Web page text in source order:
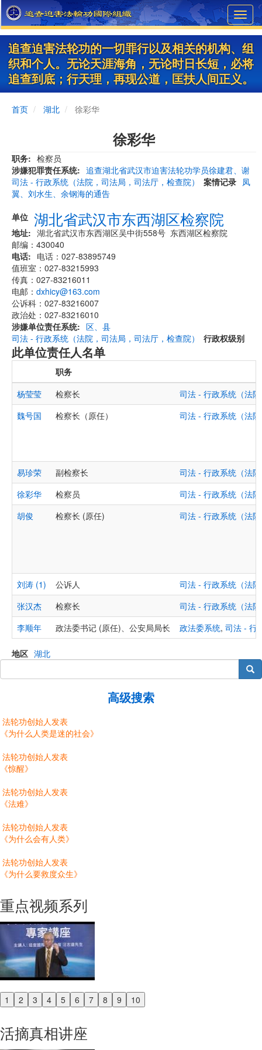
Skip
to
main
content
追查迫害法轮功的一切罪行以及相关的机构、组
织和个人。无论天涯海角，无论时日长短，必将
追查到底；行天理，再现公道，匡扶人间正义。
首页 湖北 徐彩华
徐彩华
职务
检察员
涉嫌犯罪责任系统
司法 - 行政系统（法院，司法局，司法厅，检查院）
案情记录
追查湖北省武汉市迫害法轮功学员徐建君、谢
凤
翼、刘水生、余钢海的通告
单位 湖北省武汉市东西湖区检察院
地址
湖北省武汉市东西湖区吴中街558号 东西湖区检察院
邮编：430040
电话
电话：027-83895749
值班室：027-83215993
传真：027-83216011
电邮： dxhicy@163.com
公诉科：027-83216007
政治处：027-83216010
涉嫌单位责任系统
司法 - 行政系统（法院，司法局，司法厅，检查院）
行政权级别
区、县
此单位责任人名单
职务
杨莹莹
检察长
司法 - 行政系统（法
魏号国
检察长（原任） 司法 - 行政系统（法
易珍荣 副检察长
司法 - 行政系统（法
徐彩华
检察员
司法 - 行政系统（法
胡俊
检察长 (原任) 司法 - 行政系统（法
刘涛 (1) 公诉人
司法 - 行政系统（法
张汉杰
检察长
司法 - 行政系统（法
李顺年
政法委书记 (原任)、公安局局长 政法委系统, 司法 - 行
地区 湖北
搜索
高级搜索
法轮功创始人发表
《为什么人类是迷的社会》
法轮功创始人发表
《惊醒》
法轮功创始人发表
《法难》
法轮功创始人发表
《为什么会有人类》
法轮功创始人发表
《为什么要救度众生》
重点视频系列
1 2 3 4 5 6 7 8 9 10
Previous
活摘真相讲座